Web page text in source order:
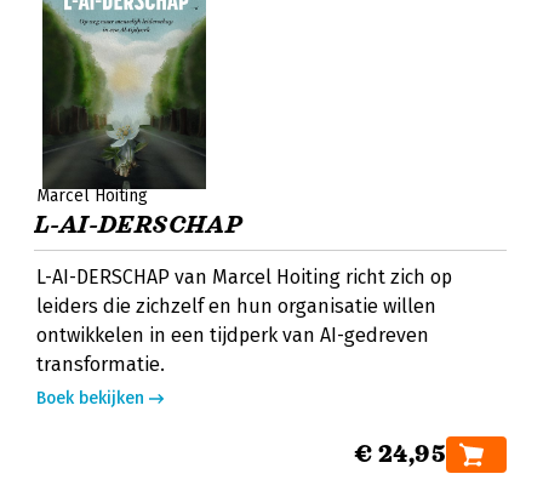
Marcel Hoiting
L-AI-DERSCHAP
L-AI-DERSCHAP van Marcel Hoiting richt zich op
leiders die zichzelf en hun organisatie willen
ontwikkelen in een tijdperk van AI-gedreven
transformatie.
Boek bekijken
€ 24,95